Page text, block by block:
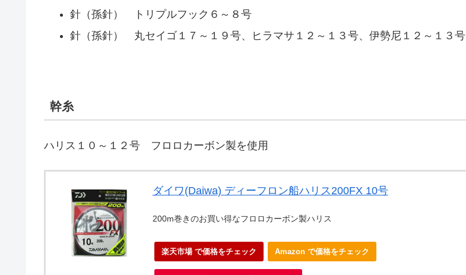
針（孫針） トリプルフック６～８号
針（孫針） 丸セイゴ１７～１９号、ヒラマサ１２～１３号、伊勢尼１２～１３号
幹糸
ハリス１０～１２号 フロロカーボン製を使用
ダイワ(Daiwa) ディーフロン船ハリス200FX 10号
200m巻きのお買い得なフロロカーボン製ハリス
楽天市場 で価格をチェック Amazon で価格をチェック